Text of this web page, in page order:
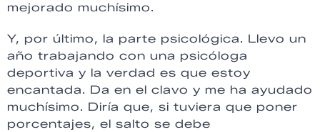
mejorado muchísimo.
Y, por último, la parte psicológica. Llevo un
año trabajando con una psicóloga
deportiva y la verdad es que estoy
encantada. Da en el clavo y me ha ayudado
muchísimo. Diría que, si tuviera que poner
porcentajes, el salto se debe